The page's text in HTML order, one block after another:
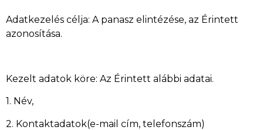
Adatkezelés célja: A panasz elintézése, az Érintett
azonosítása.
Kezelt adatok köre: Az Érintett alábbi adatai.
1. Név,
2. Kontaktadatok(e-mail cím, telefonszám)